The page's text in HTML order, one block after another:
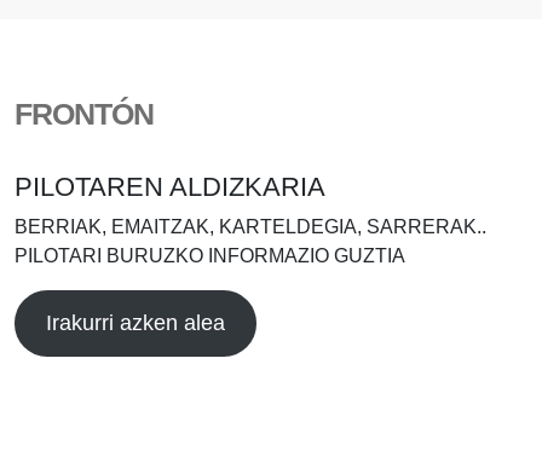
FRONTÓN
PILOTAREN ALDIZKARIA
BERRIAK, EMAITZAK, KARTELDEGIA, SARRERAK..
PILOTARI BURUZKO INFORMAZIO GUZTIA
Irakurri azken alea